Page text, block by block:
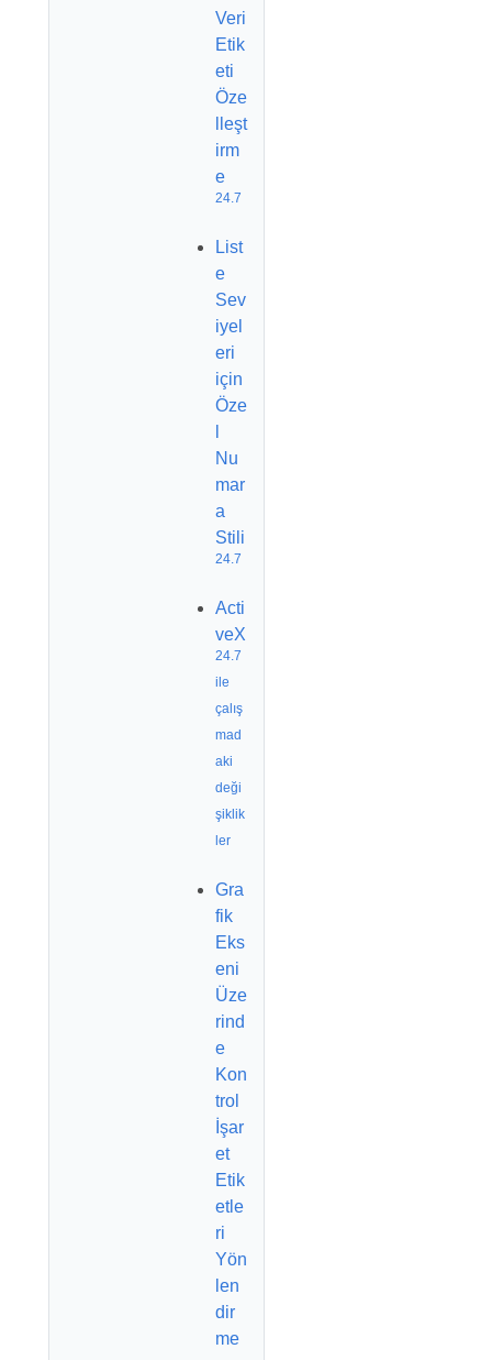
Veri
Etik
eti
Öze
lleşt
irm
e
24.7
List
e
Sev
iyel
eri
için
Öze
Nu
mar
a
Stili
24.7
Acti
veX
24.7
ile
çalış
mad
aki
deği
şiklik
ler
Gra
fik
Eks
eni
Üze
rind
e
Kon
trol
İşar
et
Etik
etle
ri
Yön
len
dir
me